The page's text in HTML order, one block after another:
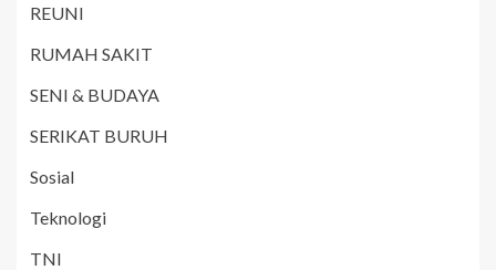
REUNI
RUMAH SAKIT
SENI & BUDAYA
SERIKAT BURUH
Sosial
Teknologi
TNI